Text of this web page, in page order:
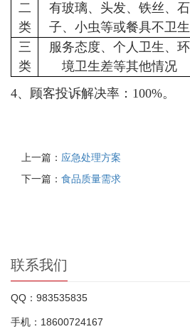
二
类
有玻璃、头发、铁丝、石
子、小虫等或餐具不卫生
三
类
服务态度、个人卫生、环
境卫生差等其他情况
4、顾客投诉解决率：100%。
上一篇： 应急处理方案
下一篇： 食品质量需求
联系我们
QQ：983535835
手机：18600724167